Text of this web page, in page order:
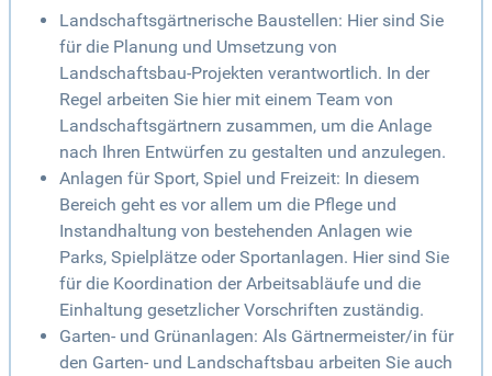
Landschaftsgärtnerische Baustellen: Hier sind Sie
für die Planung und Umsetzung von
Landschaftsbau-Projekten verantwortlich. In der
Regel arbeiten Sie hier mit einem Team von
Landschaftsgärtnern zusammen, um die Anlage
nach Ihren Entwürfen zu gestalten und anzulegen.
Anlagen für Sport, Spiel und Freizeit: In diesem
Bereich geht es vor allem um die Pflege und
Instandhaltung von bestehenden Anlagen wie
Parks, Spielplätze oder Sportanlagen. Hier sind Sie
für die Koordination der Arbeitsabläufe und die
Einhaltung gesetzlicher Vorschriften zuständig.
Garten- und Grünanlagen: Als Gärtnermeister/in für
den Garten- und Landschaftsbau arbeiten Sie auch